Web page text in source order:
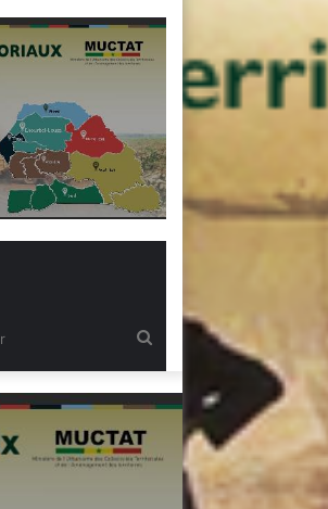
(barre
Aléatoire
Rechercher